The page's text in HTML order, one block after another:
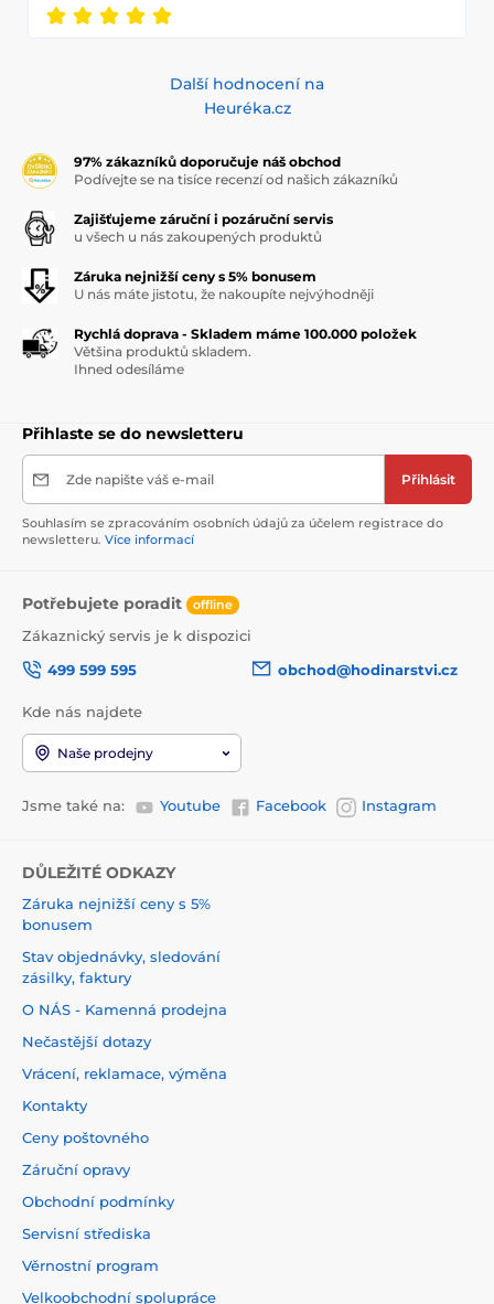
Další hodnocení na
Heuréka.cz
97% zákazníků doporučuje náš obchod
Podívejte se na tisíce recenzí od našich zákazníků
Zajišťujeme záruční i pozáruční servis
u všech u nás zakoupených produktů
Záruka nejnižší ceny s 5% bonusem
U nás máte jistotu, že nakoupíte nejvýhodněji
Rychlá doprava - Skladem máme 100.000 položek
Většina produktů skladem.
Ihned odesíláme
Přihlaste se do newsletteru
Zde napište váš e-mail Přihlásit
Souhlasím se zpracováním osobních údajů za účelem registrace do
newsletteru. Více informací
Potřebujete poradit offline
Zákaznický servis je k dispozici
499 599 595
obchod@hodinarstvi.cz
Kde nás najdete
Naše prodejny
Jsme také na: Youtube Facebook Instagram
DŮLEŽITÉ ODKAZY
Záruka nejnižší ceny s 5%
bonusem
Stav objednávky, sledování
zásilky, faktury
O NÁS - Kamenná prodejna
Nečastější dotazy
Vrácení, reklamace, výměna
Kontakty
Ceny poštovného
Záruční opravy
Obchodní podmínky
Servisní střediska
Věrnostní program
Velkoobchodní spolupráce